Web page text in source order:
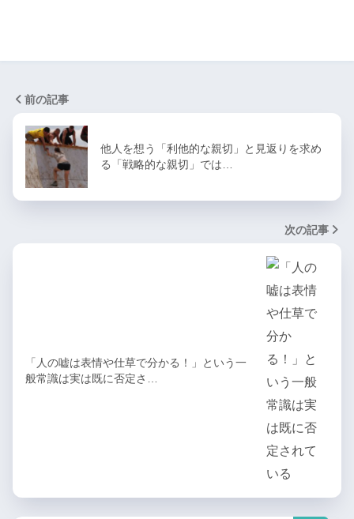
前の記事
他人を想う「利他的な親切」と見返りを求め
る「戦略的な親切」では…
次の記事
「人の嘘は表情や仕草で分かる！」という一
般常識は実は既に否定さ…